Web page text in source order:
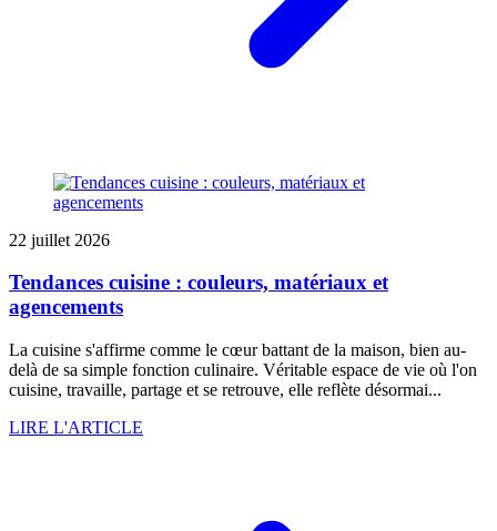
22 juillet 2026
Tendances cuisine : couleurs, matériaux et
agencements
La cuisine s'affirme comme le cœur battant de la maison, bien au-
delà de sa simple fonction culinaire. Véritable espace de vie où l'on
cuisine, travaille, partage et se retrouve, elle reflète désormai...
LIRE L'ARTICLE